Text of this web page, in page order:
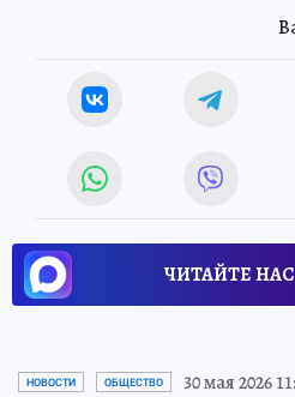
ЧИТАЙТЕ
НОВОСТИ ОБЩЕСТВО 30 мая 2026